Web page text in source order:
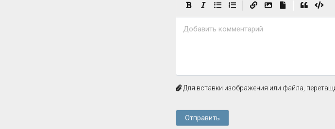
Добавить комментарий
Для вставки изображения или файла,